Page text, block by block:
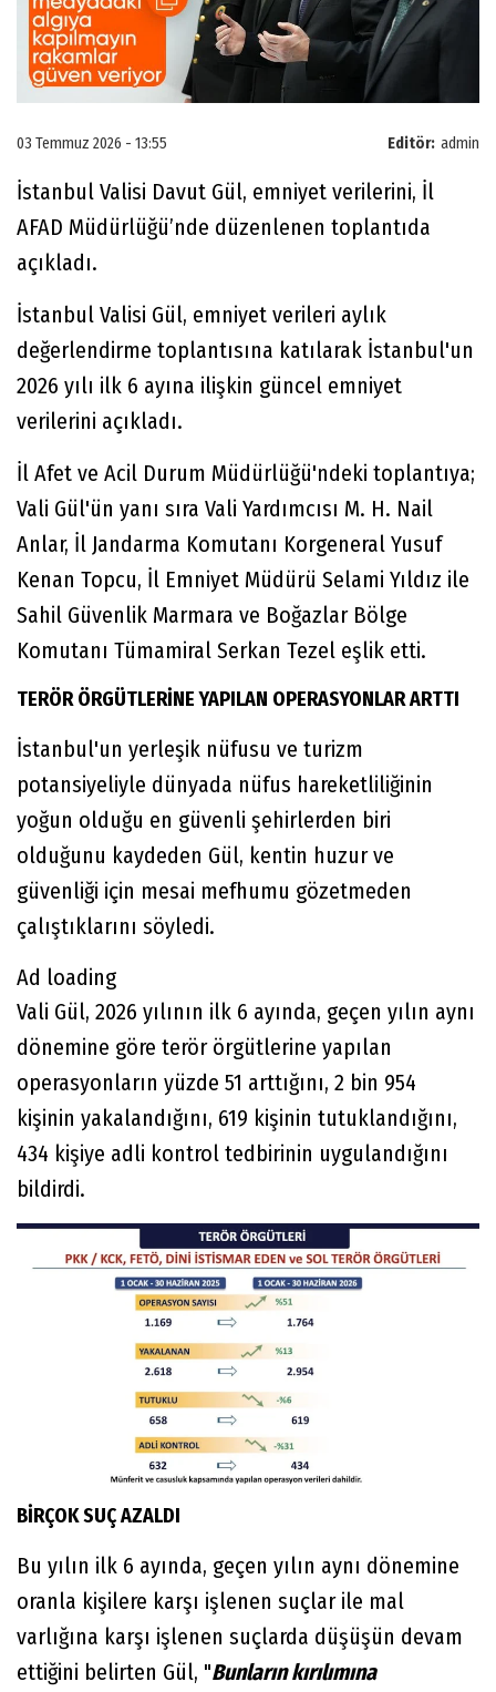
Editör: admin
03 Temmuz 2026 - 13:55
İstanbul Valisi Davut Gül, emniyet verilerini, İl
AFAD Müdürlüğü’nde düzenlenen toplantıda
açıkladı.
İstanbul Valisi Gül, emniyet verileri aylık
değerlendirme toplantısına katılarak İstanbul'un
2026 yılı ilk 6 ayına ilişkin güncel emniyet
verilerini açıkladı.
İl Afet ve Acil Durum Müdürlüğü'ndeki toplantıya;
Vali Gül'ün yanı sıra Vali Yardımcısı M. H. Nail
Anlar, İl Jandarma Komutanı Korgeneral Yusuf
Kenan Topcu, İl Emniyet Müdürü Selami Yıldız ile
Sahil Güvenlik Marmara ve Boğazlar Bölge
Komutanı Tümamiral Serkan Tezel eşlik etti.
TERÖR ÖRGÜTLERİNE YAPILAN OPERASYONLAR ARTTI
İstanbul'un yerleşik nüfusu ve turizm
potansiyeliyle dünyada nüfus hareketliliğinin
yoğun olduğu en güvenli şehirlerden biri
olduğunu kaydeden Gül, kentin huzur ve
güvenliği için mesai mefhumu gözetmeden
çalıştıklarını söyledi.
Ad loading
Vali Gül, 2026 yılının ilk 6 ayında, geçen yılın aynı
dönemine göre terör örgütlerine yapılan
operasyonların yüzde 51 arttığını, 2 bin 954
kişinin yakalandığını, 619 kişinin tutuklandığını,
434 kişiye adli kontrol tedbirinin uygulandığını
bildirdi.
BİRÇOK SUÇ AZALDI
Bu yılın ilk 6 ayında, geçen yılın aynı dönemine
oranla kişilere karşı işlenen suçlar ile mal
varlığına karşı işlenen suçlarda düşüşün devam
ettiğini belirten Gül, "Bunların kırılımına